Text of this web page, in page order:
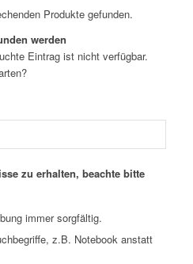
Produkte gefunden.
werden
Eintrag ist nicht verfügbar.
zu erhalten, beachte bitte
immer sorgfältig.
z.B. Notebook anstatt